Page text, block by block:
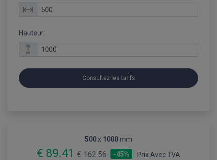
Hauteur:
Consultez les tarifs
500x 1000 mm
€ 89.41€ 162.56 -45% Prix Avec TVA